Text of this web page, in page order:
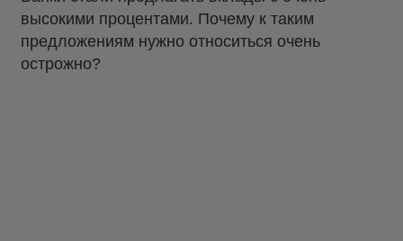
высокими процентами. Почему к таким
предложениям нужно относиться очень
острожно?